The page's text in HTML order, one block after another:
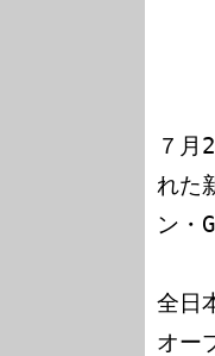
７月
れた
ン・
全日
オー